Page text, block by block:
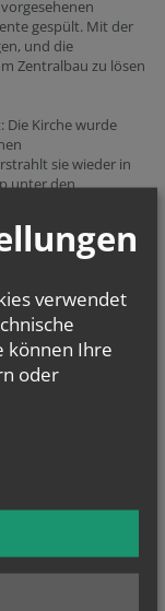
gespült. Mit der
und die
Zentralbau zu lösen
Die Kirche wurde
sie wieder in
unter den
sollte!
verwendet
können Ihre
oder